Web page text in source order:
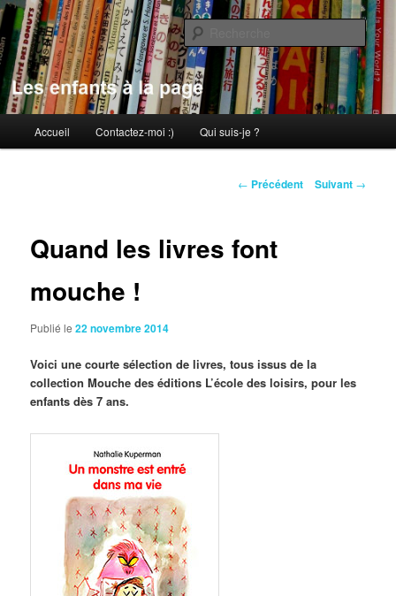
Aller
au
contenu
principalLes enfants à la page
principal
Accueil Contactez-moi :) Qui suis-je ?
Navigation
← Précédent Suivant →
Quand les livres font
mouche !
Publié le22 novembre 2014
Voici une courte sélection de livres, tous issus de la
collection Mouche des éditions L’école des loisirs, pour les
enfants dès 7 ans.